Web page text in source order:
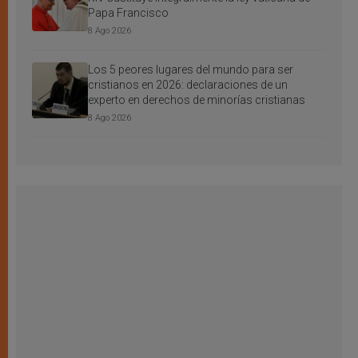
Papa Francisco
8 Ago 2026
Los 5 peores lugares del mundo para ser
cristianos en 2026: declaraciones de un
experto en derechos de minorías cristianas
8 Ago 2026